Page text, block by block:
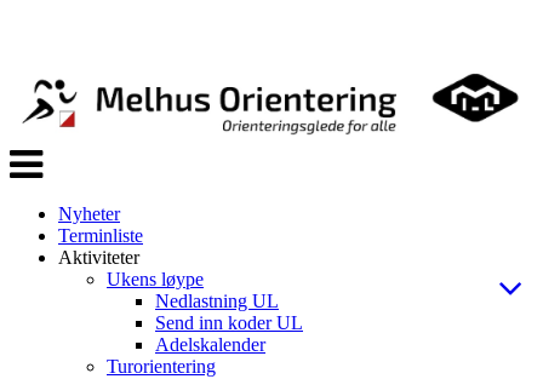
Veksle
navigasjon
Nyheter
Terminliste
Aktiviteter
Ukens løype
Nedlastning UL
Send inn koder UL
Adelskalender
Turorientering